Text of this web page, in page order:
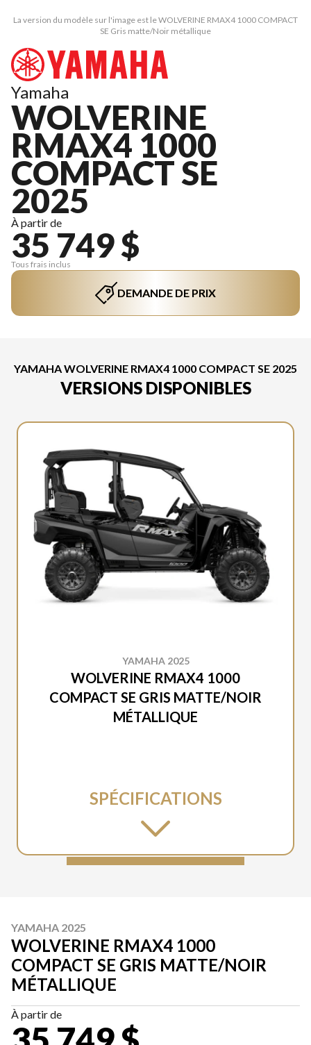
La version du modèle sur l'image est le WOLVERINE RMAX4 1000 COMPACT
SE Gris matte/Noir métallique
Yamaha
WOLVERINE
RMAX4 1000
COMPACT SE
2025
À partir de
35 749 $
Tous frais inclus
DEMANDE DE PRIX
YAMAHA WOLVERINE RMAX4 1000 COMPACT SE 2025
VERSIONS DISPONIBLES
YAMAHA 2025
WOLVERINE RMAX4 1000
COMPACT SE GRIS MATTE/NOIR
MÉTALLIQUE
SPÉCIFICATIONS
YAMAHA 2025
WOLVERINE RMAX4 1000
COMPACT SE GRIS MATTE/NOIR
MÉTALLIQUE
À partir de